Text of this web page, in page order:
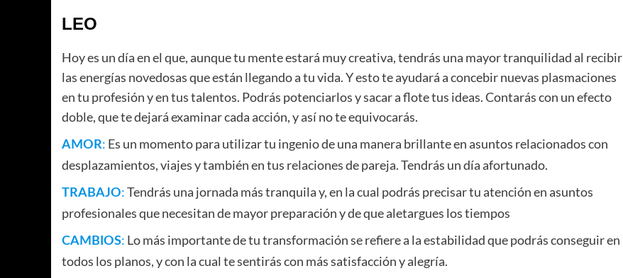
LEO
Hoy es un día en el que, aunque tu mente estará muy creativa, tendrás una mayor tranquilidad al recibir
las energías novedosas que están llegando a tu vida. Y esto te ayudará a concebir nuevas plasmaciones
en tu profesión y en tus talentos. Podrás potenciarlos y sacar a flote tus ideas. Contarás con un efecto
doble, que te dejará examinar cada acción, y así no te equivocarás.
AMOR: Es un momento para utilizar tu ingenio de una manera brillante en asuntos relacionados con
desplazamientos, viajes y también en tus relaciones de pareja. Tendrás un día afortunado.
TRABAJO:Tendrás una jornada más tranquila y, en la cual podrás precisar tu atención en asuntos
profesionales que necesitan de mayor preparación y de que aletargues los tiempos
CAMBIOS: Lo más importante de tu transformación se refiere a la estabilidad que podrás conseguir en
todos los planos, y con la cual te sentirás con más satisfacción y alegría.